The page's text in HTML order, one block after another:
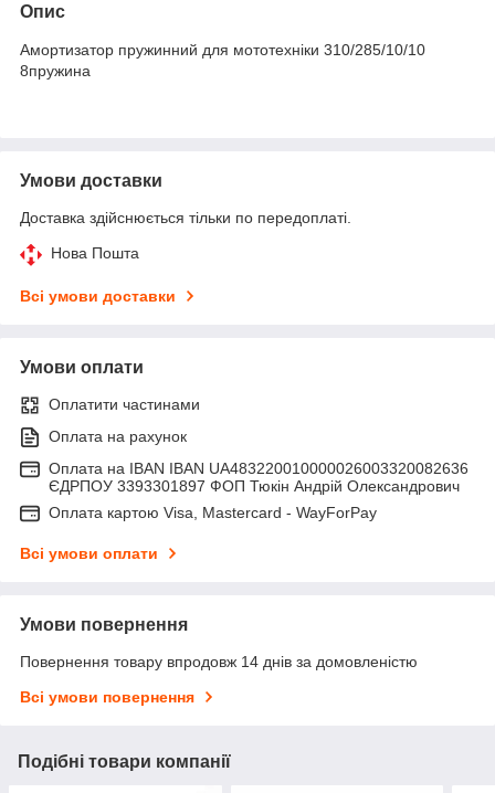
Опис
Амортизатор пружинний для мототехніки 310/285/10/10
8пружина
Умови доставки
Доставка здійснюється тільки по передоплаті.
Нова Пошта
Всі умови доставки
Умови оплати
Оплатити частинами
Оплата на рахунок
Оплата на IBAN IBAN UA483220010000026003320082636
ЄДРПОУ 3393301897 ФОП Тюкін Андрій Олександрович
Оплата картою Visa, Mastercard - WayForPay
Всі умови оплати
Умови повернення
Повернення товару впродовж 14 днів за домовленістю
Всі умови повернення
Подібні товари компанії